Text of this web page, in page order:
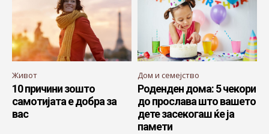
Живот
10 причини зошто
самотијата е добра за
вас
Дом и семејство
Роденден дома: 5 чекори
до прослава што вашето
дете засекогаш ќе ја
памети